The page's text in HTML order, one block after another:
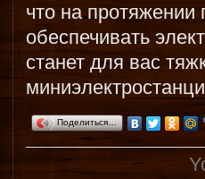
что на
обеспечивать
станет для вас
Поделиться…